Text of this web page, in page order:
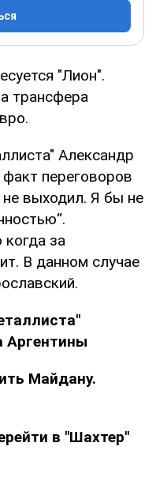
"Лион".
трансфера
Александр
переговоров
выходил. Я бы не
когда за
В данном случае
Аргентины
Майдану.
в "Шахтер"